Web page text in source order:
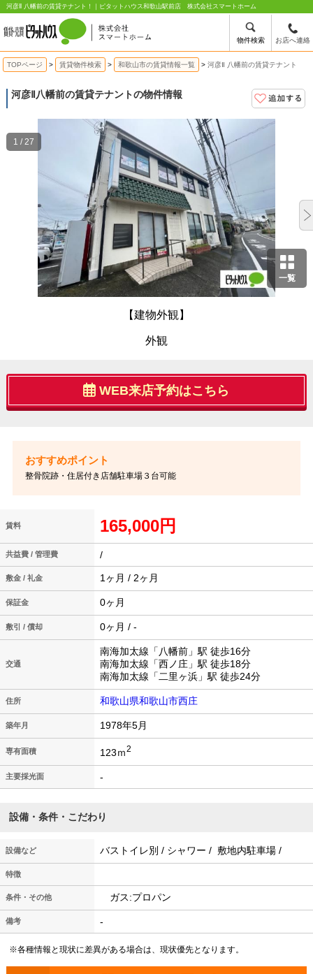
物件検索 お店へ連絡
河彦Ⅱ 八幡前の賃貸テナント！｜ピタットハウス和歌山駅前店 株式会社スマートホーム
TOPページ 賃貸物件検索 和歌山市の賃貸情報一覧 河彦Ⅱ 八幡前の賃貸テナント
河彦Ⅱ八幡前の賃貸テナントの物件情報
一覧
【建物外観】
外観
1 / 27
WEB来店予約はこちら
整骨院跡・住居付き店舗駐車場３台可能
賃料 165,000円
共益費 / 管理費 /
敷金 / 礼金 1ヶ月 / 2ヶ月
保証金 0ヶ月
敷引 / 償却 0ヶ月 / -
交通
南海加太線「八幡前」駅 徒歩16分
南海加太線「西ノ庄」駅 徒歩18分
南海加太線「二里ヶ浜」駅 徒歩24分
住所 和歌山県和歌山市西庄
築年月 1978年5月
専有面積 123ｍ2
主要採光面 -
設備・条件・こだわり
設備など バストイレ別 / シャワー / 敷地内駐車場 /
特徴
条件・その他 ガス:プロパン
備考 -
※各種情報と現状に差異がある場合は、現状優先となります。